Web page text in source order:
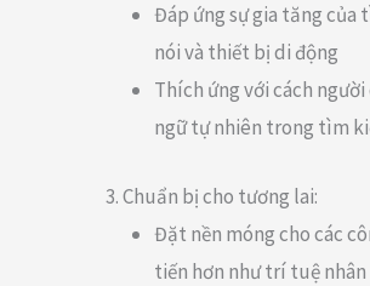
Đáp ứng sự gia tăng của
nói và thiết bị di động
Thích ứng với cách
ngữ tự nhiên trong tìm
Chuẩn bị cho tương lai:
Đặt nền móng cho các
tiến hơn như trí tuệ nhân